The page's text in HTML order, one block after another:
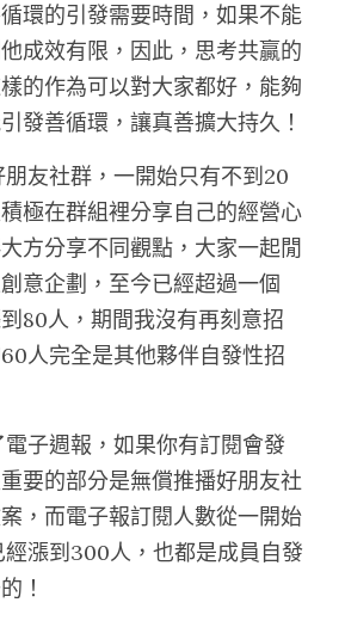
環的引發需要時間，如果不能
成效有限，因此，思考共贏的
的作為可以對大家都好，能夠
發善循環，讓真善擴大持久！
友社群，一開始只有不到20
極在群組裡分享自己的經營心
方分享不同觀點，大家一起閒
意企劃，至今已經超過一個
80人，期間我沒有再刻意招
人完全是其他夥伴自發性招
子週報，如果你有訂閱會發
要的部分是無償推播好朋友社
，而電子報訂閱人數從一開始
漲到300人，也都是成員自發
！